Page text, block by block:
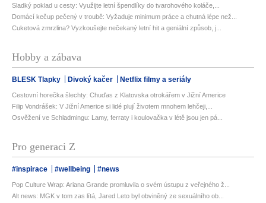
Sladký poklad u cesty: Využijte letní špendlíky do tvarohového koláče,...
Domácí kečup pečený v troubě: Vyžaduje minimum práce a chutná lépe než...
Cuketová zmrzlina? Vyzkoušejte nečekaný letní hit a geniální způsob, j...
Hobby a zábava
BLESK Tlapky Divoký kačer Netflix filmy a seriály
Cestovní horečka šlechty: Chuďas z Klatovska otrokářem v Jižní Americe
Filip Vondrášek: V Jižní Americe si lidé plují životem mnohem lehčeji,...
Osvěžení ve Schladmingu: Lamy, ferraty i koulovačka v létě jsou jen pá...
Pro generaci Z
#inspirace #wellbeing #news
Pop Culture Wrap: Ariana Grande promluvila o svém ústupu z veřejného ž...
Alt news: MGK v tom zas lítá, Jared Leto byl obviněný ze sexuálního ob...